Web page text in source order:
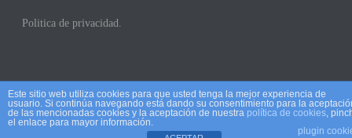
Politica de privacidad.
Este sitio web utiliza cookies para que usted tenga la mejor experiencia de
usuario. Si continúa navegando está dando su consentimiento para la
de las mencionadas cookies y la aceptación de nuestra política de cookies,
el enlace para mayor información.
plugin